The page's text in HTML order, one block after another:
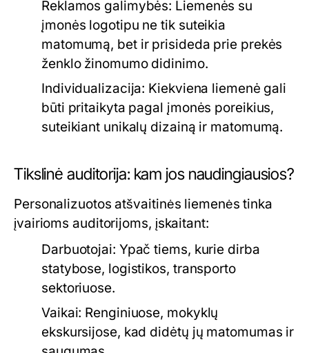
Reklamos galimybės: Liemenės su
įmonės logotipu ne tik suteikia
matomumą, bet ir prisideda prie prekės
ženklo žinomumo didinimo.
Individualizacija: Kiekviena liemenė gali
būti pritaikyta pagal įmonės poreikius,
suteikiant unikalų dizainą ir matomumą.
Tikslinė auditorija: kam jos naudingiausios?
Personalizuotos atšvaitinės liemenės tinka
įvairioms auditorijoms, įskaitant:
Darbuotojai: Ypač tiems, kurie dirba
statybose, logistikos, transporto
sektoriuose.
Vaikai: Renginiuose, mokyklų
ekskursijose, kad didėtų jų matomumas ir